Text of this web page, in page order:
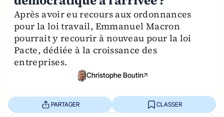
Après avoir eu recours aux ordonnances
pour la loi travail, Emmanuel Macron
pourrait y recourir à nouveau pour la loi
Pacte, dédiée à la croissance des
entreprises.
Christophe Boutin
PARTAGER CLASSER